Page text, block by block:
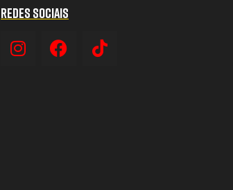
REDES SOCIAIS